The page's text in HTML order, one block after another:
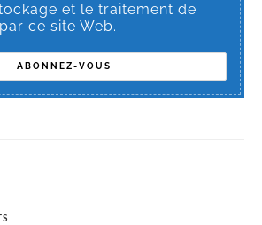
et le traitement de
ce site Web.